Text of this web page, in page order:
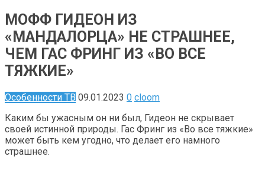
МОФФ ГИДЕОН ИЗ
«МАНДАЛОРЦА» НЕ СТРАШНЕЕ,
ЧЕМ ГАС ФРИНГ ИЗ «ВО ВСЕ
ТЯЖКИЕ»
Особенности ТВ 09.01.2023 0 cloom
Каким бы ужасным он ни был, Гидеон не скрывает
своей истинной природы. Гас Фринг из «Во все тяжкие»
может быть кем угодно, что делает его намного
страшнее.